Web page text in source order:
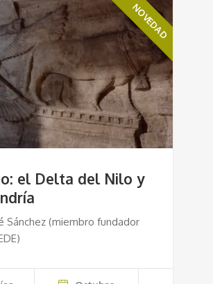
NOVEDAD
el Delta del Nilo y
Sánchez (miembro fundador